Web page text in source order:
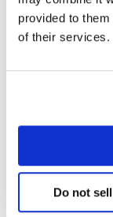
provided to
of their services.
Do not
Artificial, sobre
como el arte, la